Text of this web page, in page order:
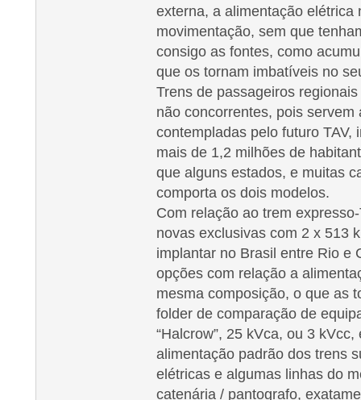
externa, a alimentação elétrica
movimentação, sem que
consigo as fontes, como
que os tornam imbatíveis no
Trens de passageiros
não concorrentes, pois servem
contempladas pelo futuro TAV,
mais de 1,2 milhões de
que alguns estados, e muitas
comporta os dois modelos.
Com relação ao trem
novas exclusivas com 2 x 513
implantar no Brasil entre Rio e
opções com relação a
mesma composição, o que as
folder de comparação de
“Halcrow”, 25 kVca, ou 3
alimentação padrão dos trens
elétricas e algumas linhas do
catenária / pantografo,